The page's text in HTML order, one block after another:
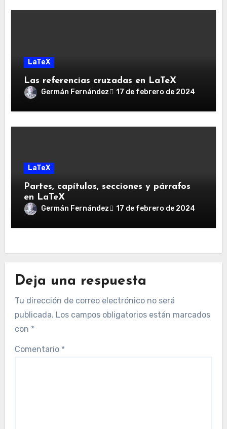
LaTeX
Las referencias cruzadas en LaTeX
Germán Fernández 17 de febrero de 2024
LaTeX
Partes, capítulos, secciones y párrafos
en LaTeX
Germán Fernández 17 de febrero de 2024
Deja una respuesta
Tu dirección de correo electrónico no será
publicada. Los campos obligatorios están marcados
con *
Comentario *